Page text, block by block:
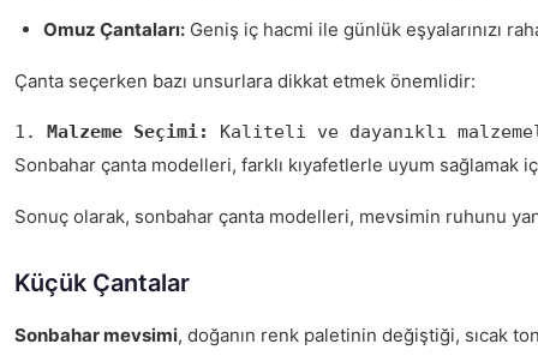
Omuz Çantaları: Geniş iç hacmi ile günlük eşyalarınızı
Çanta seçerken bazı unsurlara dikkat etmek önemlidir:
1. Malzeme Seçimi: Kaliteli ve dayanıklı
Sonbahar çanta modelleri, farklı kıyafetlerle uyum sağlamak
Sonuç olarak, sonbahar çanta modelleri, mevsimin ruhunu
Küçük Çantalar
Sonbahar mevsimi, doğanın renk paletinin değiştiği, sıcak